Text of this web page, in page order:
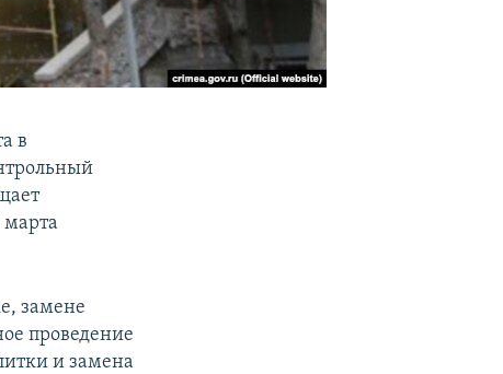
в
марта
замене
проведение
и замена